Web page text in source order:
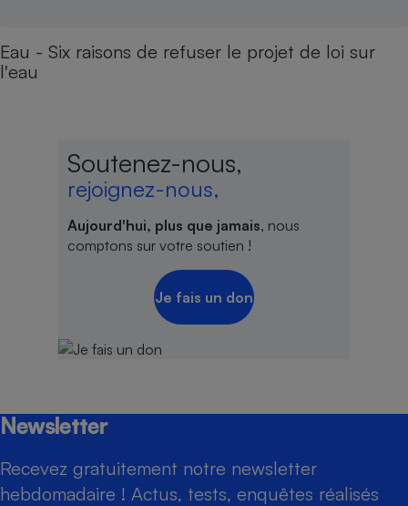
Eau - Six raisons de refuser le projet de loi sur
l'eau
Soutenez-nous,
rejoignez-nous,
Aujourd'hui, plus que jamais, nous
comptons sur votre soutien !
Je fais un don
Newsletter
Recevez gratuitement notre newsletter
hebdomadaire ! Actus, tests, enquêtes réalisés